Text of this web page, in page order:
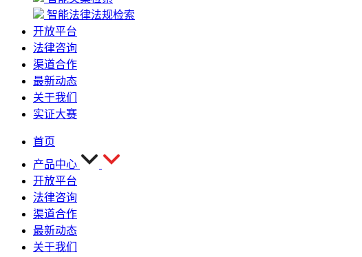
智能法律法规检索
开放平台
法律咨询
渠道合作
最新动态
关于我们
实证大赛
首页
产品中心
开放平台
法律咨询
渠道合作
最新动态
关于我们